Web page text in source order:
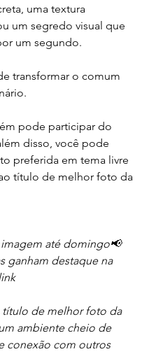
uma textura
um segredo visual que
um segundo.
pode participar do
disso, você pode
preferida em tema livre
título de melhor foto da
imagem até domingo📢
ganham destaque na
título de melhor foto da
ambiente cheio de
conexão com outros